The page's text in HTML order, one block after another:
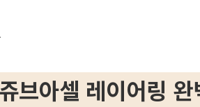
브아셀 레이어링